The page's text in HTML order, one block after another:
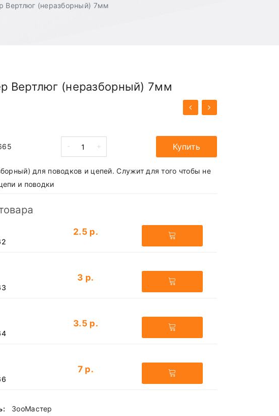
Вертлюг (неразборный) 7мм
Вертлюг (неразборный) 7мм
- + Купить
для поводков и цепей. Служит для того чтобы не
и поводки
2.5 р.
3 р.
3.5 р.
7 р.
ЗооМастер